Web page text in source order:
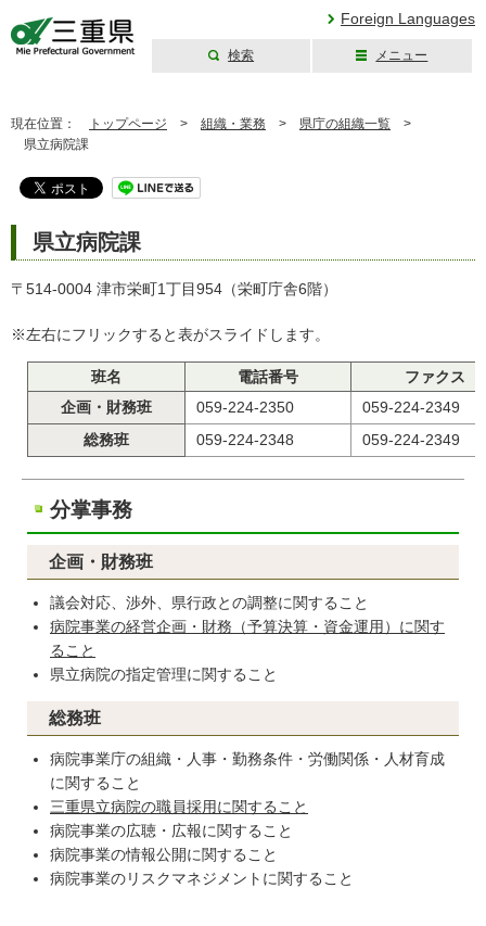
Foreign Languages
検索 メニュー
現在位置： トップページ > 組織・業務 > 県庁の組織一覧 >
県立病院課
県立病院課
〒514-0004 津市栄町1丁目954（栄町庁舎6階）
※左右にフリックすると表がスライドします。
班名 電話番号
ファクス
企画・財務班
059-224-2350
059-224-2349
総務班
059-224-2348 059-224-2349
分掌事務
企画・財務班
議会対応、渉外、県行政との調整に関すること
病院事業の経営企画・財務（予算決算・資金運用）に関す
ること
県立病院の指定管理に関すること
総務班
病院事業庁の組織・人事・勤務条件・労働関係・人材育成
に関すること
三重県立病院の職員採用に関すること
病院事業の広聴・広報に関すること
病院事業の情報公開に関すること
病院事業のリスクマネジメントに関すること